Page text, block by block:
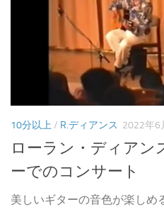
10分以上 / R.ディアンス 2022年6
ローラン・ディア
ーでのコンサート
美しいギターの音色が楽しめ